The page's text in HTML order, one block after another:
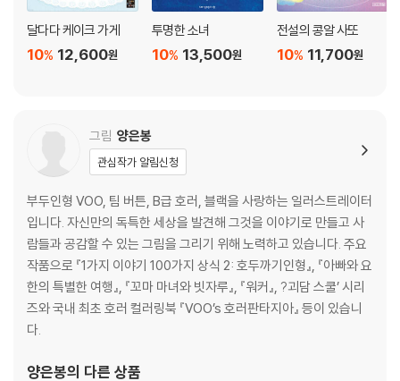
달다다 케이크 가게
12,600원
10%
투명한 소녀
13,500원
10%
전설의 콩알 사또
11,700원
10%
그림 양은봉
관심작가 알림신청
부두인형 VOO, 팀 버튼, B급 호러, 블랙을 사랑하는 일러스트레이터
입니다. 자신만의 독특한 세상을 발견해 그것을 이야기로 만들고 사
람들과 공감할 수 있는 그림을 그리기 위해 노력하고 있습니다. 주요
작품으로 『1가지 이야기 100가지 상식 2: 호두까기인형』, 『아빠와 요
한의 특별한 여행』, 『꼬마 마녀와 빗자루』, 『워커』, ?괴담 스쿨’ 시리
즈와 국내 최초 호러 컬러링북 『VOO’s 호러판타지아』 등이 있습니
다.
양은봉의 다른 상품